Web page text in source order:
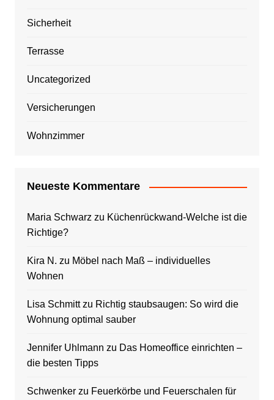
Sicherheit
Terrasse
Uncategorized
Versicherungen
Wohnzimmer
Neueste Kommentare
Maria Schwarzzu Küchenrückwand-Welche ist die
Richtige?
Kira N. zu Möbel nach Maß – individuelles
Wohnen
Lisa Schmittzu Richtig staubsaugen: So wird die
Wohnung optimal sauber
Jennifer Uhlmann zu Das Homeoffice einrichten –
die besten Tipps
Schwenkerzu Feuerkörbe und Feuerschalen für